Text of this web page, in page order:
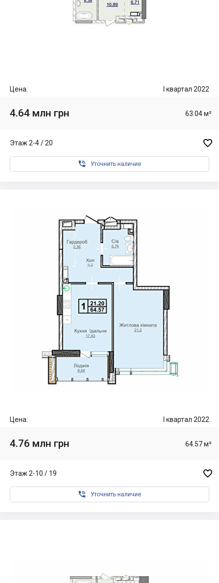
Цена: I квартал 2022
4.64 млн грн 63.04 м²
Этаж 2-4 / 20 
 Уточнить наличие
Цена: I квартал 2022
4.76 млн грн 64.57 м²
Этаж 2-10 / 19 
 Уточнить наличие